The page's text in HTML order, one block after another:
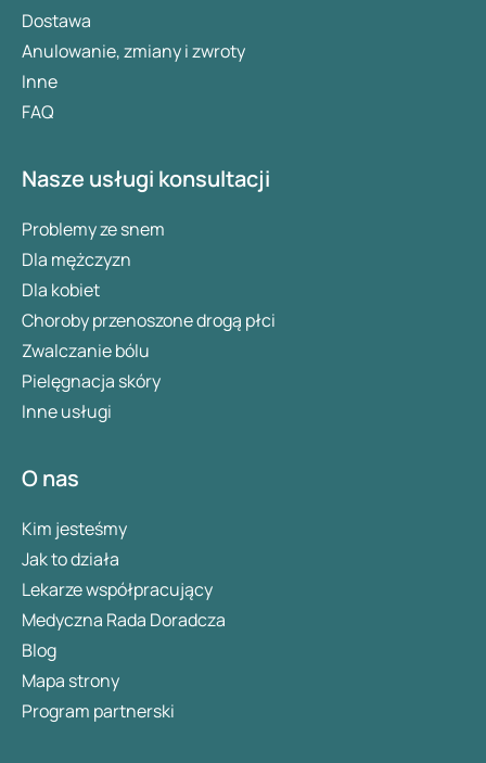
Dostawa
Anulowanie, zmiany i zwroty
Inne
FAQ
Nasze usługi konsultacji
Problemy ze snem
Dla mężczyzn
Dla kobiet
Choroby przenoszone drogą płci
Zwalczanie bólu
Pielęgnacja skóry
Inne usługi
O nas
Kim jesteśmy
Jak to działa
Lekarze współpracujący
Medyczna Rada Doradcza
Blog
Mapa strony
Program partnerski